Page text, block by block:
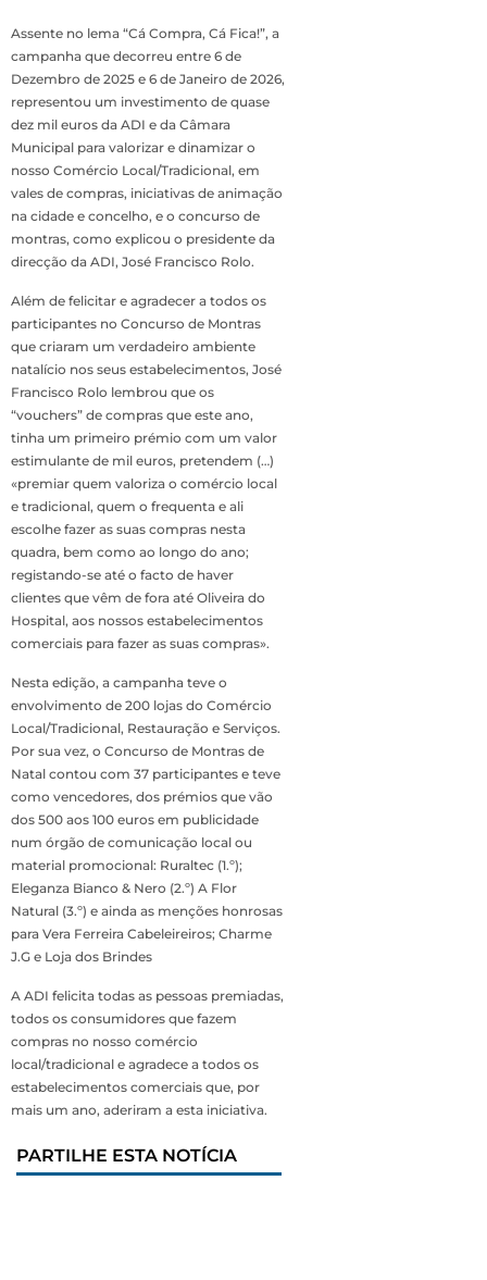
Assente no lema “Cá Compra, Cá Fica!”, a
campanha que decorreu entre 6 de
Dezembro de 2025 e 6 de Janeiro de 2026,
representou um investimento de quase
dez mil euros da ADI e da Câmara
Municipal para valorizar e dinamizar o
nosso Comércio Local/Tradicional, em
vales de compras, iniciativas de animação
na cidade e concelho, e o concurso de
montras, como explicou o presidente da
direcção da ADI, José Francisco Rolo.
Além de felicitar e agradecer a todos os
participantes no Concurso de Montras
que criaram um verdadeiro ambiente
natalício nos seus estabelecimentos, José
Francisco Rolo lembrou que os
“vouchers” de compras que este ano,
tinha um primeiro prémio com um valor
estimulante de mil euros, pretendem (…)
«premiar quem valoriza o comércio local
e tradicional, quem o frequenta e ali
escolhe fazer as suas compras nesta
quadra, bem como ao longo do ano;
registando-se até o facto de haver
clientes que vêm de fora até Oliveira do
Hospital, aos nossos estabelecimentos
comerciais para fazer as suas compras».
Nesta edição, a campanha teve o
envolvimento de 200 lojas do Comércio
Local/Tradicional, Restauração e Serviços.
Por sua vez, o Concurso de Montras de
Natal contou com 37 participantes e teve
como vencedores, dos prémios que vão
dos 500 aos 100 euros em publicidade
num órgão de comunicação local ou
material promocional: Ruraltec (1.º);
Eleganza Bianco & Nero (2.º) A Flor
Natural (3.º) e ainda as menções honrosas
para Vera Ferreira Cabeleireiros; Charme
J.G e Loja dos Brindes
A ADI felicita todas as pessoas premiadas,
todos os consumidores que fazem
compras no nosso comércio
local/tradicional e agradece a todos os
estabelecimentos comerciais que, por
mais um ano, aderiram a esta iniciativa.
PARTILHE ESTA NOTÍCIA